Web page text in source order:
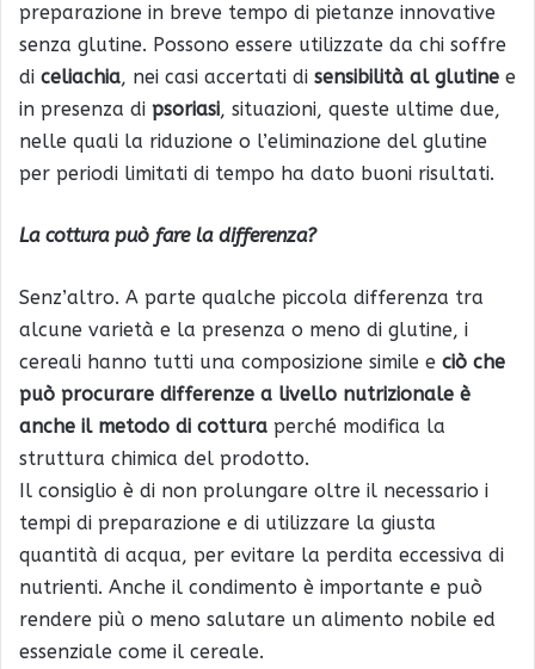
preparazione in breve tempo di pietanze innovative
senza glutine. Possono essere utilizzate da chi soffre
di celiachia, nei casi accertati di sensibilità al glutine e
in presenza di psoriasi, situazioni, queste ultime due,
nelle quali la riduzione o l’eliminazione del glutine
per periodi limitati di tempo ha dato buoni risultati.
La cottura può fare la differenza?
Senz’altro. A parte qualche piccola differenza tra
alcune varietà e la presenza o meno di glutine, i
cereali hanno tutti una composizione simile e ciò che
può procurare differenze a livello nutrizionale è
anche il metodo di cottura perché modifica la
struttura chimica del prodotto.
Il consiglio è di non prolungare oltre il necessario i
tempi di preparazione e di utilizzare la giusta
quantità di acqua, per evitare la perdita eccessiva di
nutrienti. Anche il condimento è importante e può
rendere più o meno salutare un alimento nobile ed
essenziale come il cereale.